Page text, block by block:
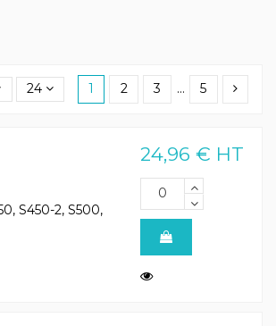
24 1 2 3 … 5
S450-2, S500,
24,96 € HT